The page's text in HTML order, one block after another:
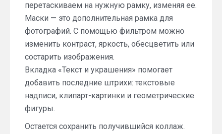
перетаскиваем на нужную рамку, изменяя ее.
Маски — это дополнительная рамка для
фотографий. С помощью фильтром можно
изменить контраст, яркость, обесцветить или
состарить изображения.
Вкладка «Текст и украшения» помогает
добавить последние штрихи: текстовые
надписи, клипарт-картинки и геометрические
фигуры.
Остается сохранить получившийся коллаж.